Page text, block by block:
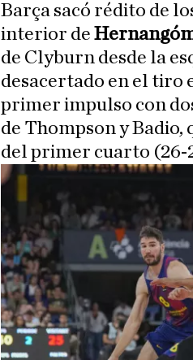
Barça sacó rédito de
interior de
de Clyburn desde la
desacertado en el
primer impulso con
de Thompson y
del primer cuarto (26-